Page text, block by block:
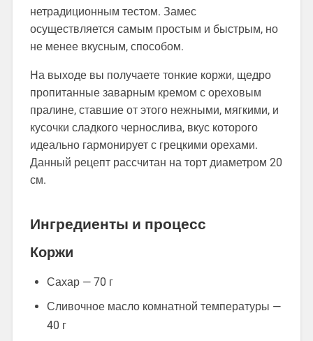
нетрадиционным тестом. Замес
осуществляется самым простым и быстрым, но
не менее вкусным, способом.
На выходе вы получаете тонкие коржи, щедро
пропитанные заварным кремом с ореховым
пралине, ставшие от этого нежными, мягкими, и
кусочки сладкого чернослива, вкус которого
идеально гармонирует с грецкими орехами.
Данный рецепт рассчитан на торт диаметром 20
см.
Ингредиенты и процесс
Коржи
Сахар — 70 г
Сливочное масло комнатной температуры —
40 г